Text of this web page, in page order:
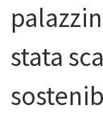
stata